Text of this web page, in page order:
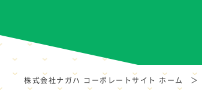
株式会社ナガハ コーポレートサイト ホーム